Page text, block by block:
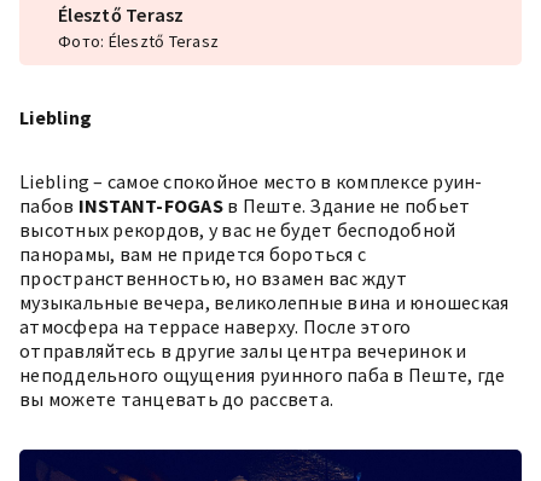
Élesztő Terasz
Фото: Élesztő Terasz
Liebling
Liebling – самое спокойное место в комплексе руин-
пабов INSTANT-FOGASв Пеште. Здание не побьет
высотных рекордов, у вас не будет бесподобной
панорамы, вам не придется бороться с
пространственностью, но взамен вас ждут
музыкальные вечера, великолепные вина и юношеская
атмосфера на террасе наверху. После этого
отправляйтесь в другие залы центра вечеринок и
неподдельного ощущения руинного паба в Пеште, где
вы можете танцевать до рассвета.